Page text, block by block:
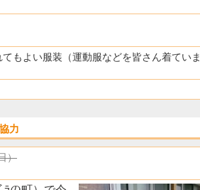
もよい服装（運動服などを皆さん着ていま
力
）